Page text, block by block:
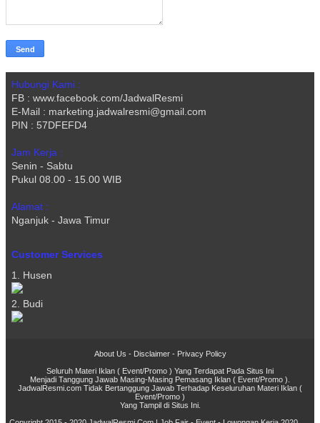
Hubungi Kami :
FB : www.facebook.com/JadwalResmi
E-Mail : marketing.jadwalresmi@gmail.com
PIN : 57DFEFD4
Jam Kerja :
Senin - Sabtu
Pukul 08.00 - 15.00 WIB
Alamat :
Nganjuk - Jawa Timur
Customer Services
1. Husen
2. Budi
About Us - Disclaimer- Privacy Policy
Seluruh Materi Iklan ( Event/Promo ) Yang Terdapat Pada Situs Ini
Menjadi Tanggung Jawab Masing-Masing Pemasang Iklan ( Event/Promo ).
JadwalResmi.com Tidak Bertanggung Jawab Terhadap Keseluruhan Materi Iklan (
Event/Promo )
Yang Tampil di Situs Ini.